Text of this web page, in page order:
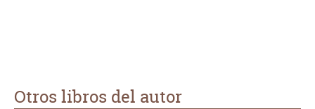
Otros libros del autor